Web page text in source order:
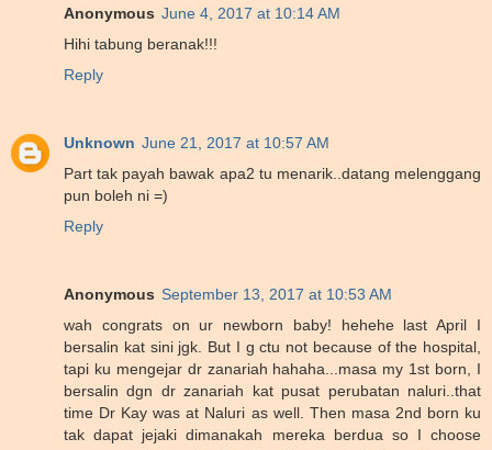
Anonymous June 4, 2017 at 10:14 AM
Hihi tabung beranak!!!
Reply
Unknown June 21, 2017 at 10:57 AM
Part tak payah bawak apa2 tu menarik..datang melenggang
pun boleh ni =)
Reply
Anonymous September 13, 2017 at 10:53 AM
wah congrats on ur newborn baby! hehehe last April I
bersalin kat sini jgk. But I g ctu not because of the hospital,
tapi ku mengejar dr zanariah hahaha...masa my 1st born, I
bersalin dgn dr zanariah kat pusat perubatan naluri..that
time Dr Kay was at Naluri as well. Then masa 2nd born ku
tak dapat jejaki dimanakah mereka berdua so I choose